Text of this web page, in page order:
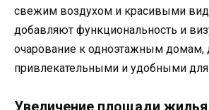
свежим воздухом и красивыми
добавляют функциональность и
очарование к одноэтажным домам,
привлекательными и удобными
Увеличение площади жилья